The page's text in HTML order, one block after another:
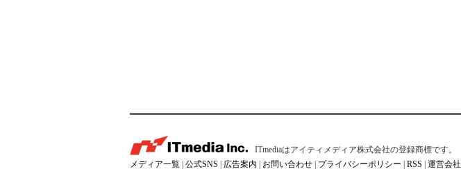
ITmediaはアイティメディア株式会社の登録商標です。
メディア一覧 公式SNS 広告案内 お問い合わせ プライバシーポリシー RSS 運営会社